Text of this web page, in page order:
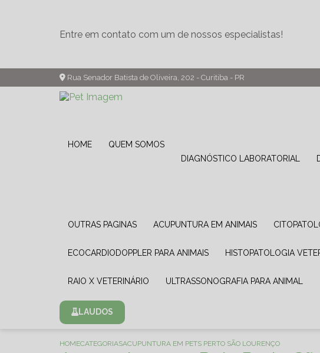
Entre em contato com um de nossos especialistas!
Rua Senador Batista de Oliveira, 202 - Curitiba - PR
HOME QUEM SOMOS
DIAGNÓSTICO LABORATORIAL
OUTRAS PAGINAS ACUPUNTURA EM ANIMAIS
ECOCARDIODOPPLER PARA ANIMAIS HISTOPATOLOGIA
RAIO X VETERINÁRIO ULTRASSONOGRAFIA PARA ANIMAL
LAUDOS
HOMECATEGORIASACUPUNTURA EM PETS PERTO SÃO LOURENÇO